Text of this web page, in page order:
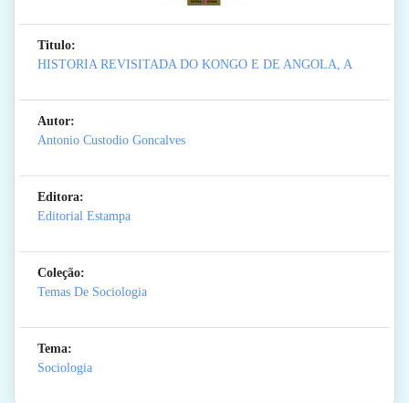
Titulo:
HISTORIA REVISITADA DO KONGO E DE ANGOLA, A
Autor:
Antonio Custodio Goncalves
Editora:
Editorial Estampa
Coleção:
Temas De Sociologia
Tema:
Sociologia